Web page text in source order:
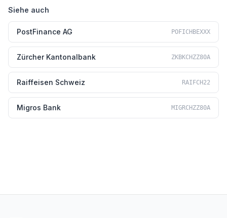
Siehe auch
PostFinance AG POFICHBEXXX
Zürcher Kantonalbank ZKBKCHZZ80A
Raiffeisen Schweiz RAIFCH22
Migros Bank MIGRCHZZ80A